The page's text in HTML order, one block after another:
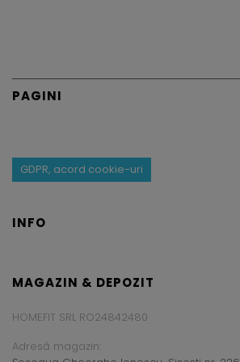
PAGINI
GDPR, acord cookie-uri
INFO
MAGAZIN & DEPOZIT
HOMEFIT SRL RO24842480
Adresă magazin: